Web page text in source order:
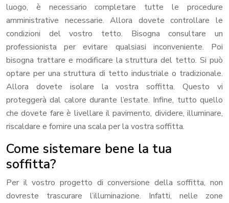
luogo, è necessario completare tutte le procedure
amministrative necessarie. Allora dovete controllare le
condizioni del vostro tetto. Bisogna consultare un
professionista per evitare qualsiasi inconveniente. Poi
bisogna trattare e modificare la struttura del tetto. Si può
optare per una struttura di tetto industriale o tradizionale.
Allora dovete isolare la vostra soffitta. Questo vi
proteggerà dal calore durante l’estate. Infine, tutto quello
che dovete fare è livellare il pavimento, dividere, illuminare,
riscaldare e fornire una scala per la vostra soffitta.
Come sistemare bene la tua
soffitta?
Per il vostro progetto di conversione della soffitta, non
dovreste trascurare l’illuminazione. Infatti, nelle zone